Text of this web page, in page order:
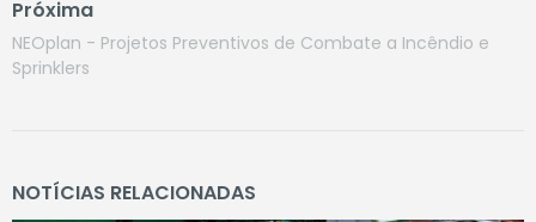
Próxima
NEOplan - Projetos Preventivos de Combate a Incêndio e
Sprinklers
NOTÍCIAS RELACIONADAS